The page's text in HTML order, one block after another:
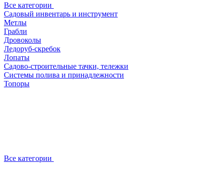
Все категории
Садовый инвентарь и инструмент
Метлы
Грабли
Дровоколы
Ледоруб-скребок
Лопаты
Садово-строительные тачки, тележки
Системы полива и принадлежности
Топоры
Все категории